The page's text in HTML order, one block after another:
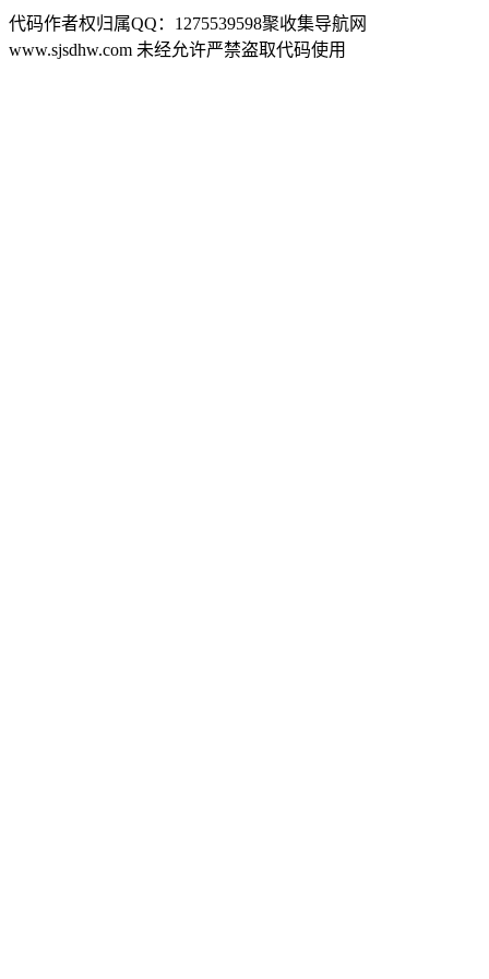
代码作者权归属QQ：1275539598聚收集导航网
www.sjsdhw.com 未经允许严禁盗取代码使用